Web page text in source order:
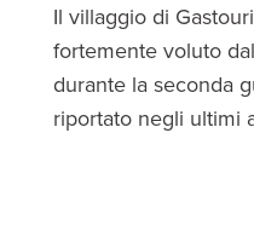
Il villaggio di
fortemente voluto
durante la seconda
riportato negli ultimi